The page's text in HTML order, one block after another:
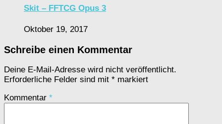
Skit – FFTCG Opus 3
Oktober 19, 2017
Schreibe einen Kommentar
Deine E-Mail-Adresse wird nicht veröffentlicht.
Erforderliche Felder sind mit * markiert
Kommentar *